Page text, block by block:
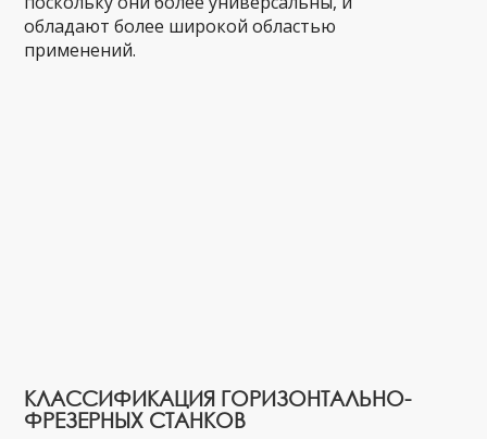
обладают более широкой областью
применений.
КЛАССИФИКАЦИЯ ГОРИЗОНТАЛЬНО-
ФРЕЗЕРНЫХ СТАНКОВ